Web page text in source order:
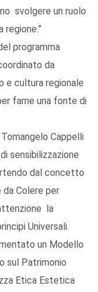
svolgere un ruolo
regione.”
programma
da
e cultura regionale
farne una fonte di
Cappelli
sensibilizzazione
dal concetto
Colere per
la
Universali.
un Modello
sul Patrimonio
Etica Estetica